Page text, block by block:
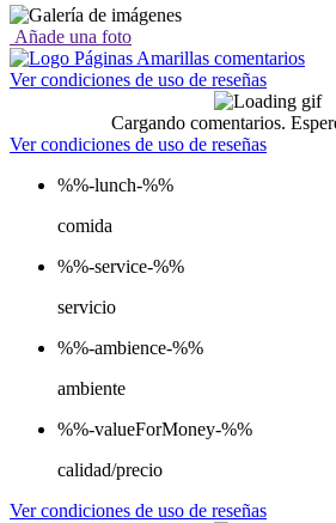
Añade una foto
Ver condiciones de uso de reseñas
Cargando comentarios.
Ver condiciones de uso de reseñas
%%-lunch-%%
comida
%%-service-%%
servicio
%%-ambience-%%
ambiente
%%-valueForMoney-%%
calidad/precio
Ver condiciones de uso de reseñas